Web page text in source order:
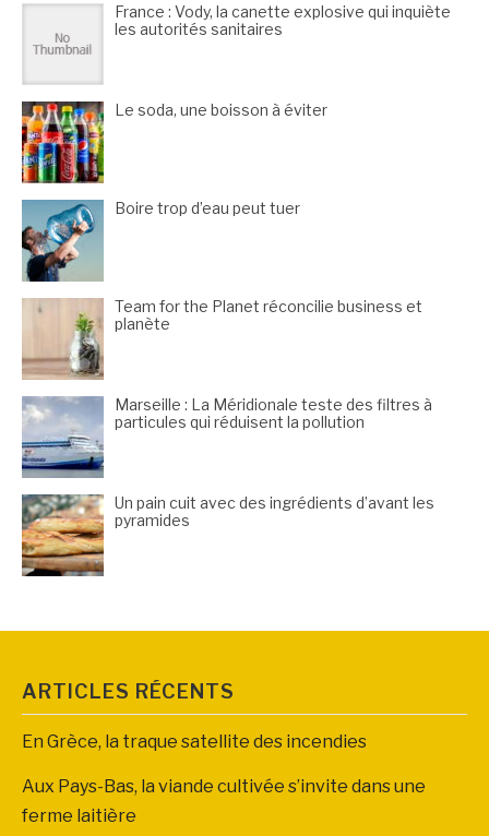
France : Vody, la canette explosive qui inquiète
les autorités sanitaires
Le soda, une boisson à éviter
Boire trop d’eau peut tuer
Team for the Planet réconcilie business et
planète
Marseille : La Méridionale teste des filtres à
particules qui réduisent la pollution
Un pain cuit avec des ingrédients d’avant les
pyramides
ARTICLES RÉCENTS
En Grèce, la traque satellite des incendies
Aux Pays-Bas, la viande cultivée s’invite dans une
ferme laitière